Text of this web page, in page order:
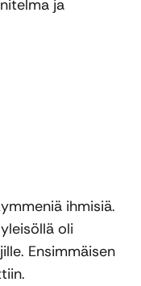
ja
ihmisiä.
oli
Ensimmäisen